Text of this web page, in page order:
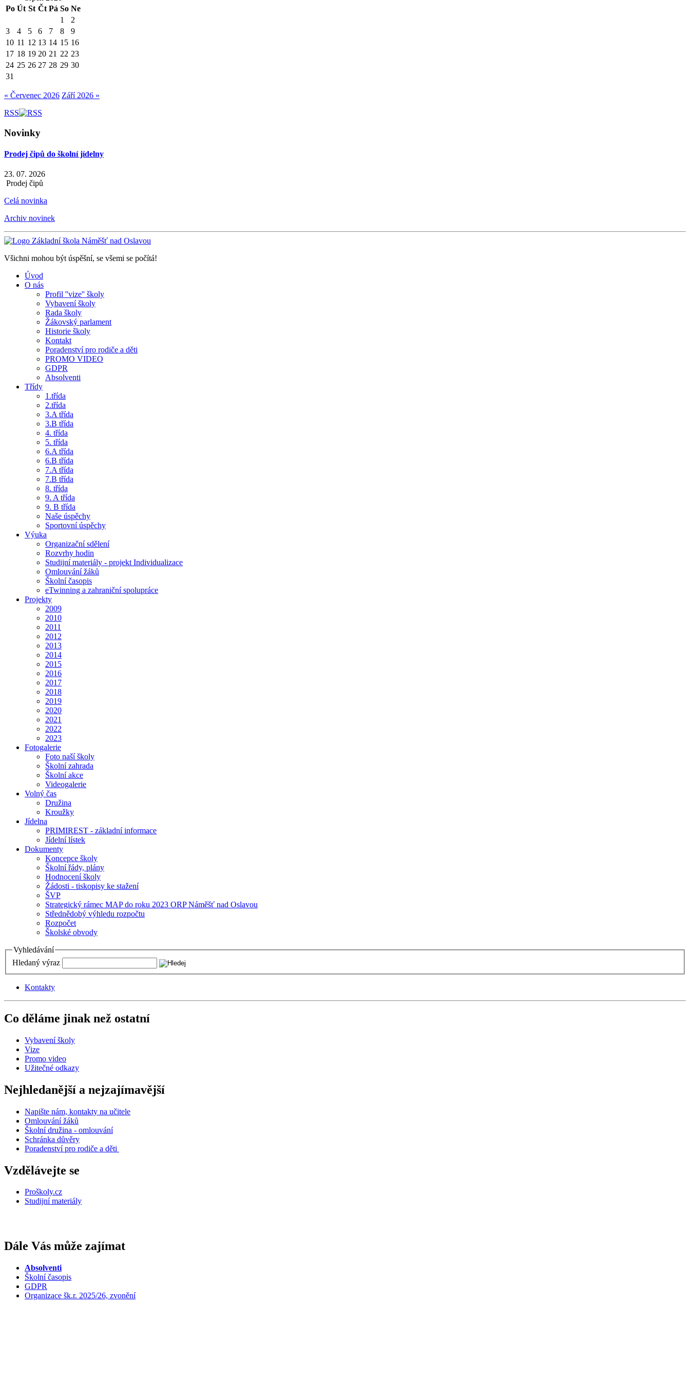
Po Út St Čt Pá So Ne
1
2
3
4 5 6 7 8
9
10 11 12 13 14 15 16
17 18 19 20 21 22 23
24 25 26 27 28 29 30
31
« Červenec 2026 Září 2026 »
RSS
Novinky
Prodej čipů do školní jídelny
23. 07. 2026
Prodej čipů
Celá novinka
Archiv novinek
Všichni mohou být úspěšní, se všemi se počítá!
Úvod
O nás
Profil ''vize'' školy
Vybavení školy
Rada školy
Žákovský parlament
Historie školy
Kontakt
Poradenství pro rodiče a děti
PROMO VIDEO
GDPR
Absolventi
Třídy
1.třída
2.třída
3.A třída
3.B třída
4. třída
5. třída
6.A třída
6.B třída
7.A třída
7.B třída
8. třída
9. A třída
9. B třída
Naše úspěchy
Sportovní úspěchy
Výuka
Organizační sdělení
Rozvrhy hodin
Studijní materiály - projekt Individualizace
Omlouvání žáků
Školní časopis
eTwinning a zahraniční spolupráce
Projekty
2009
2010
2011
2012
2013
2014
2015
2016
2017
2018
2019
2020
2021
2022
2023
Fotogalerie
Foto naší školy
Školní zahrada
Školní akce
Videogalerie
Volný čas
Družina
Kroužky
Jídelna
PRIMIREST - základní informace
Jídelní lístek
Dokumenty
Koncepce školy
Školní řády, plány
Hodnocení školy
Žádosti - tiskopisy ke stažení
ŠVP
Strategický rámec MAP do roku 2023 ORP Náměšť nad Oslavou
Střednědobý výhledu rozpočtu
Rozpočet
Školské obvody
Vyhledávání
Hledaný výraz
Kontakty
Co děláme jinak než ostatní
Vybavení školy
Vize
Promo video
Užitečné odkazy
Nejhledanější a nejzajímavější
Napište nám, kontakty na učitele
Omlouvání žáků
Školní družina - omlouvání
Schránka důvěry
Poradenství pro rodiče a děti
Vzdělávejte se
Proškoly.cz
Studijní materiály
Dále Vás může zajímat
Absolventi
Školní časopis
GDPR
Organizace šk.r. 2025/26, zvonění